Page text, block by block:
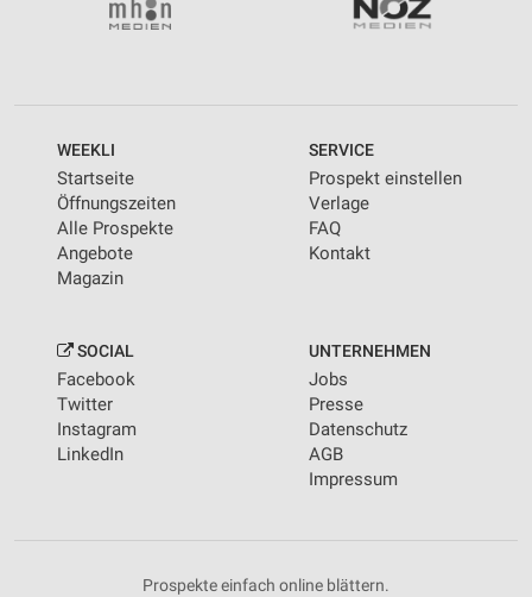
WEEKLI
Startseite
Öffnungszeiten
Alle Prospekte
Angebote
Magazin
SERVICE
Prospekt einstellen
Verlage
FAQ
Kontakt
SOCIAL
Facebook
Twitter
Instagram
LinkedIn
UNTERNEHMEN
Jobs
Presse
Datenschutz
AGB
Impressum
Prospekte einfach online blättern.